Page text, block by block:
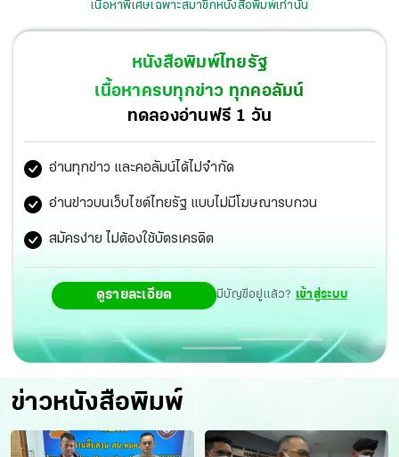
จริง แต่เพราะเพลง “พ่ายแพ้” ของศิลปิน “The Raven doll
(เดอะเรเวนดอลล์)” จากค่ายมีเรคคอร์ด โดนใจ แน็ก ยอมรับ
เนื้อหาพิเศษเฉพาะสมาชิกหนังสือพิมพ์เท่านั้น
หนังสือพิมพ์ไทยรัฐ
เนื้อหาครบทุกข่าว ทุกคอลัมน์
ทดลองอ่านฟรี 1 วัน
อ่านทุกข่าว และคอลัมน์ได้ไม่จำกัด
อ่านข่าวบนเว็บไซต์ไทยรัฐ แบบไม่มีโฆษณารบกวน
สมัครง่าย ไม่ต้องใช้บัตรเครดิต
ดูรายละเอียด มีบัญชีอยู่แล้ว? เข้าสู่ระบบ
ข่าวหนังสือพิมพ์